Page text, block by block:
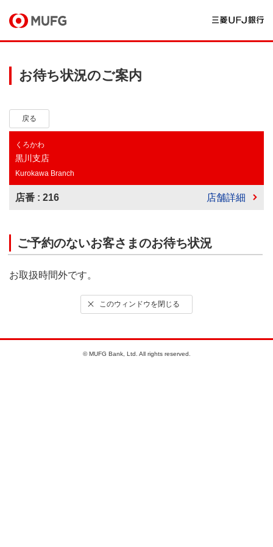
お待ち状況のご案内
戻る
くろかわ
黒川支店
Kurokawa Branch
店番 : 216 店舗詳細
ご予約のないお客さまのお待ち状況
お取扱時間外です。
このウィンドウを閉じる
© MUFG Bank, Ltd. All rights reserved.